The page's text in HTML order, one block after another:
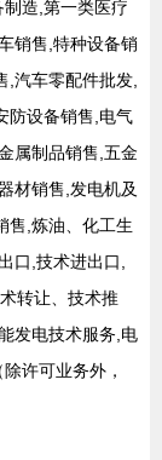
造,第一类医疗
销售,特种设备销
,汽车零配件批发,
防设备销售,电气
属制品销售,五金
材销售,发电机及
售,炼油、化工生
口,技术进出口,
转让、技术推
发电技术服务,电
许可业务外，